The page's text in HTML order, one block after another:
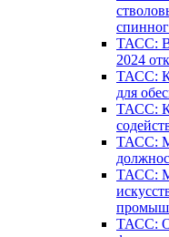
ТАСС:
2024
ТАСС:
для
ТАСС:
ТАСС:
ТАСС:
ТАСС: